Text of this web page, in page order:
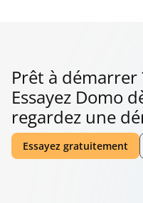
Prêt à démarrer
Essayez Domo
regardez une
Essayez gratuitement